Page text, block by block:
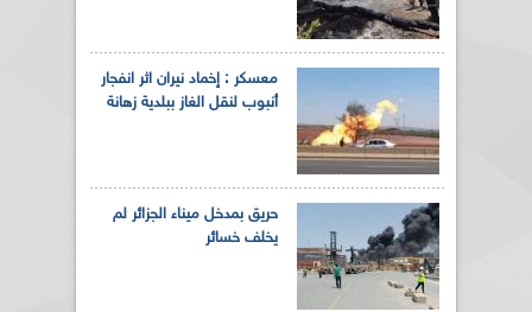
معسكر : إخماد نيران اثر انفجار
أنبوب لنقل الغاز ببلدية زهانة
حريق بمدخل ميناء الجزائر لم
يخلف خسائر